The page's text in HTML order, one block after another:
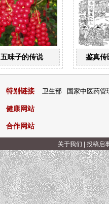
五味子的传说 鉴真传
特别链接 卫生部 国家中医药管
健康网站
合作网站
关于我们 投稿启